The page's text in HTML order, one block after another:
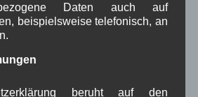
Daten auch auf
beispielsweise telefonisch, an
beruht auf den